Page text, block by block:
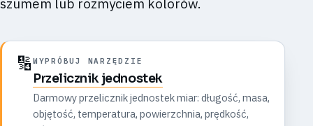
szumem lub rozmyciem kolorów.
🔢 WYPRÓBUJ NARZĘDZIE
Przelicznik jednostek
Darmowy przelicznik jednostek miar: długość, masa,
objętość, temperatura, powierzchnia, prędkość,